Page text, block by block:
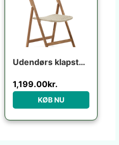
Udendørs klapstol Kave Home Dandara foldbar havestol i FSC akacietræ beige
1,199.00kr.
KØB NU